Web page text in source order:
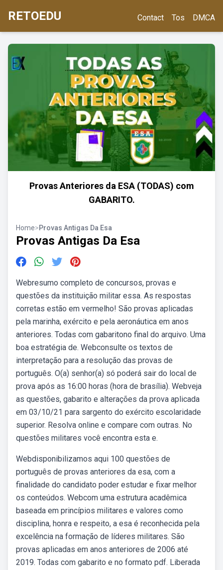
RETOEDU Contact Tos DMCA
Provas Anteriores da ESA (TODAS) com
GABARITO.
Home>Provas Antigas Da Esa
Provas Antigas Da Esa
Webresumo completo de concursos, provas e
questões da instituição militar essa. As respostas
corretas estão em vermelho! São provas aplicadas
pela marinha, exército e pela aeronáutica em anos
anteriores. Todas com gabaritono final do arquivo. Uma
boa estratégia de. Webconsulte os textos de
interpretação para a resolução das provas de
português. O(a) senhor(a) só poderá sair do local de
prova após as 16:00 horas (hora de brasília). Webveja
as questões, gabarito e alterações da prova aplicada
em 03/10/21 para sargento do exército escolaridade
superior. Resolva online e compare com outras. No
questões militares você encontra esta e.
Webdisponibilizamos aqui 100 questões de
português de provas anteriores da esa, com a
finalidade do candidato poder estudar e fixar melhor
os conteúdos. Webcom uma estrutura acadêmica
baseada em princípios militares e valores como
disciplina, honra e respeito, a esa é reconhecida pela
excelência na formação de líderes militares. São
provas aplicadas em anos anteriores de 2006 até
2019. Todas com gabarito e no formato pdf. Liberada